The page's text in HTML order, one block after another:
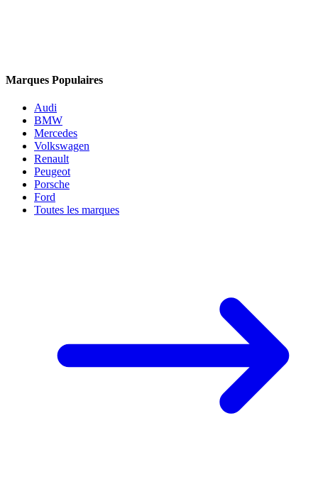
Marques Populaires
Audi
BMW
Mercedes
Volkswagen
Renault
Peugeot
Porsche
Ford
Toutes les marques